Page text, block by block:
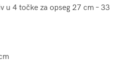
u 4 točke za opseg 27 cm – 33